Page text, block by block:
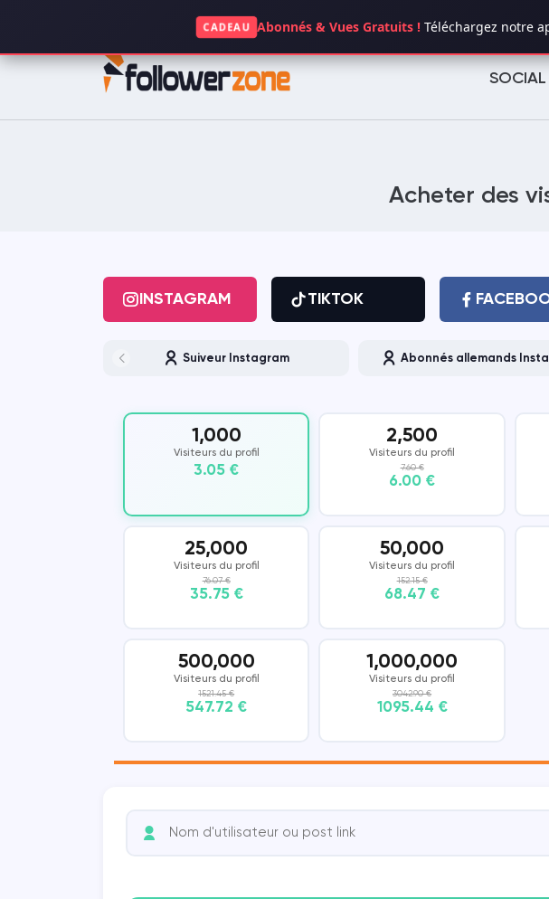
CADEAU Abonnés & Vues Gratuits ! Téléchargez notre
+49 1521 5117063
SOCIAL
GOOGLE APP STORE
Acheter des
INSTAGRAM TIKTOK
Suiveur Instagram Abonnés allemands
1,000
Visiteurs du profil
3.05 €
2,500
Visiteurs du profil
7.60 €
6.00 €
25,000
Visiteurs du profil
76.07 €
35.75 €
50,000
Visiteurs du profil
152.15 €
68.47 €
500,000
Visiteurs du profil
1521.45 €
547.72 €
1,000,000
Visiteurs du profil
3042.90 €
1095.44 €